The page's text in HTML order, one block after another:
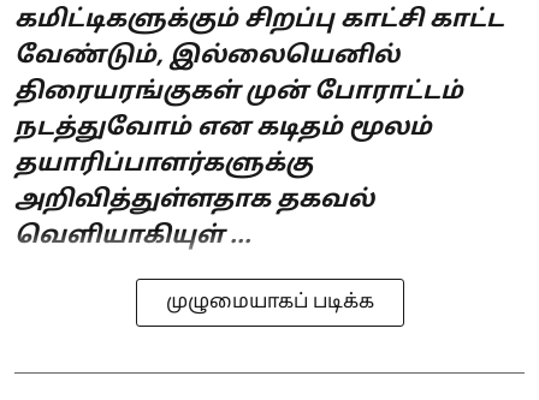
கமிட்டிகளுக்கும் சிறப்பு காட்சி காட்ட
வேண்டும், இல்லையெனில்
திரையரங்குகள் முன் போராட்டம்
நடத்துவோம் என கடிதம் மூலம்
தயாரிப்பாளர்களுக்கு
அறிவித்துள்ளதாக தகவல்
வெளியாகியுள் ...
முழுமையாகப் படிக்க